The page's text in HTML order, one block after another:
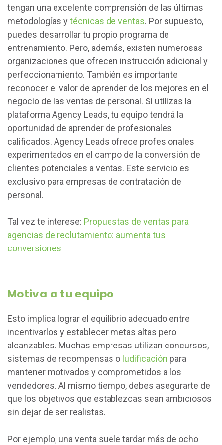
tengan una excelente comprensión de las últimas
metodologías y técnicas de ventas. Por supuesto,
puedes desarrollar tu propio programa de
entrenamiento. Pero, además, existen numerosas
organizaciones que ofrecen instrucción adicional y
perfeccionamiento. También es importante
reconocer el valor de aprender de los mejores en el
negocio de las ventas de personal. Si utilizas la
plataforma Agency Leads, tu equipo tendrá la
oportunidad de aprender de profesionales
calificados. Agency Leads ofrece profesionales
experimentados en el campo de la conversión de
clientes potenciales a ventas. Este servicio es
exclusivo para empresas de contratación de
personal.
Tal vez te interese: Propuestas de ventas para
agencias de reclutamiento: aumenta tus
conversiones
Motiva a tu equipo
Esto implica lograr el equilibrio adecuado entre
incentivarlos y establecer metas altas pero
alcanzables. Muchas empresas utilizan concursos,
sistemas de recompensas o ludificación para
mantener motivados y comprometidos a los
vendedores. Al mismo tiempo, debes asegurarte de
que los objetivos que establezcas sean ambiciosos
sin dejar de ser realistas.
Por ejemplo, una venta suele tardar más de ocho